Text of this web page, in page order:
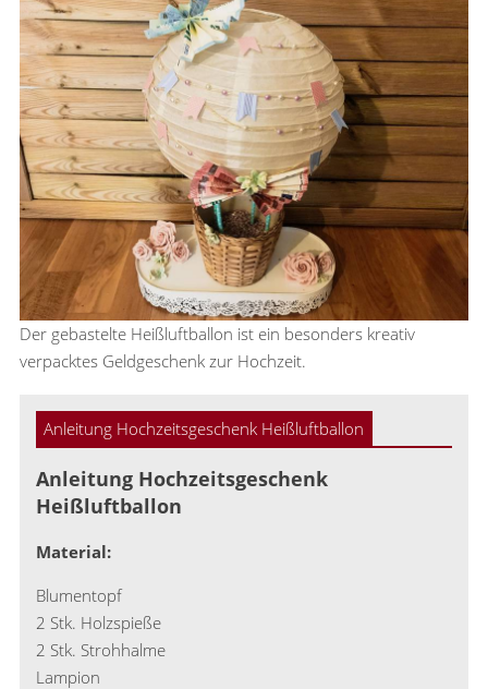
Der gebastelte Heißluftballon ist ein besonders kreativ
verpacktes Geldgeschenk zur Hochzeit.
Anleitung Hochzeitsgeschenk Heißluftballon
Anleitung Hochzeitsgeschenk
Heißluftballon
Material:
Blumentopf
2 Stk. Holzspieße
2 Stk. Strohhalme
Lampion